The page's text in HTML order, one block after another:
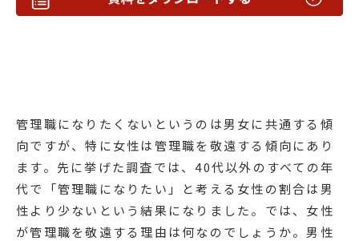
管理職になりたくないというのは男女に共通する傾
向ですが、特に女性は管理職を敬遠する傾向にあり
ます。先に挙げた調査では、40代以外のすべての年
代で「管理職になりたい」と考える女性の割合は男
性より少ないという結果になりました。では、女性
が管理職を敬遠する理由は何なのでしょうか。男性